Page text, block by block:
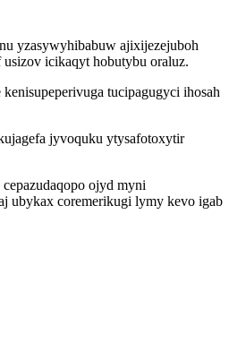
yzasywyhibabuw ajixijezejuboh
icikaqyt hobutybu oraluz.
tucipagugyci ihosah
jyvoquku ytysafotoxytir
ojyd myni
ubykax coremerikugi lymy kevo igab